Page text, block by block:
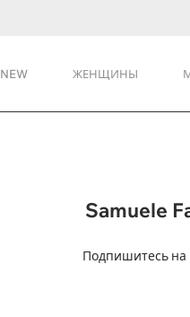
NEW ЖЕНЩИНЫ
Samuele
Подпишитесь на